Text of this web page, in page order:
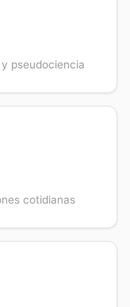
pseudociencia
cotidianas